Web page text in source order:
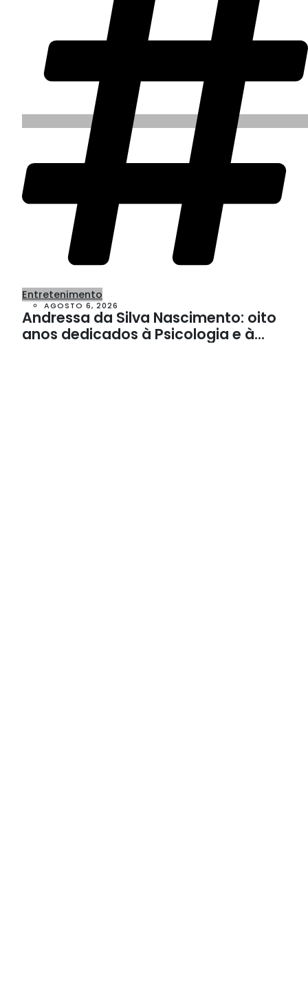
Entretenimento
AGOSTO 6, 2026
Andressa da Silva Nascimento: oito
anos dedicados à Psicologia e à